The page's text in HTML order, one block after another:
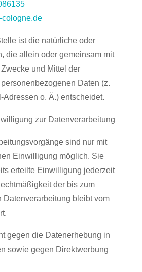
cologne.de
ist die natürliche oder
die allein oder gemeinsam mit
und Mittel der
Daten (z.
Adressen o. Ä.) entscheidet.
zur Datenverarbeitung
sind nur mit
Einwilligung möglich. Sie
erteilte Einwilligung jederzeit
der bis zum
Datenverarbeitung bleibt vom
gegen die Datenerhebung in
sowie gegen Direktwerbung